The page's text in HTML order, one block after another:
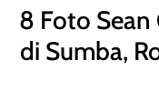
8 Foto Sean
di Sumba,